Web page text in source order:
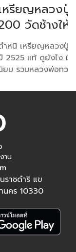
รอบจักรวาล ไม่ว่า
ดจนเรื่องธุรกิจ และ
นแต่ละท่าน ทำให้
งไม่มีที่สิ้นสุด
ขายพระในตลาด
วกับวิธีดูพระเครื่อง
เภทพระเครื่อง
สูง
ารถแบ่งออกเป็น 2
หรียญหลวงปู่
วัดช้างให้
กพิมพ์นิยม
ำหนิ เหรียญหลวงปู่
2525 แท้ ดูยังไง
ยม รวมหลวงพ่อทวด
ล็ก เหรียญราคาล่าสุ
าน
ราชดำริ แข
นคร 10330